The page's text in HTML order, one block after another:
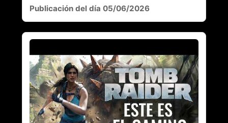
Publicación del día 05/06/2026